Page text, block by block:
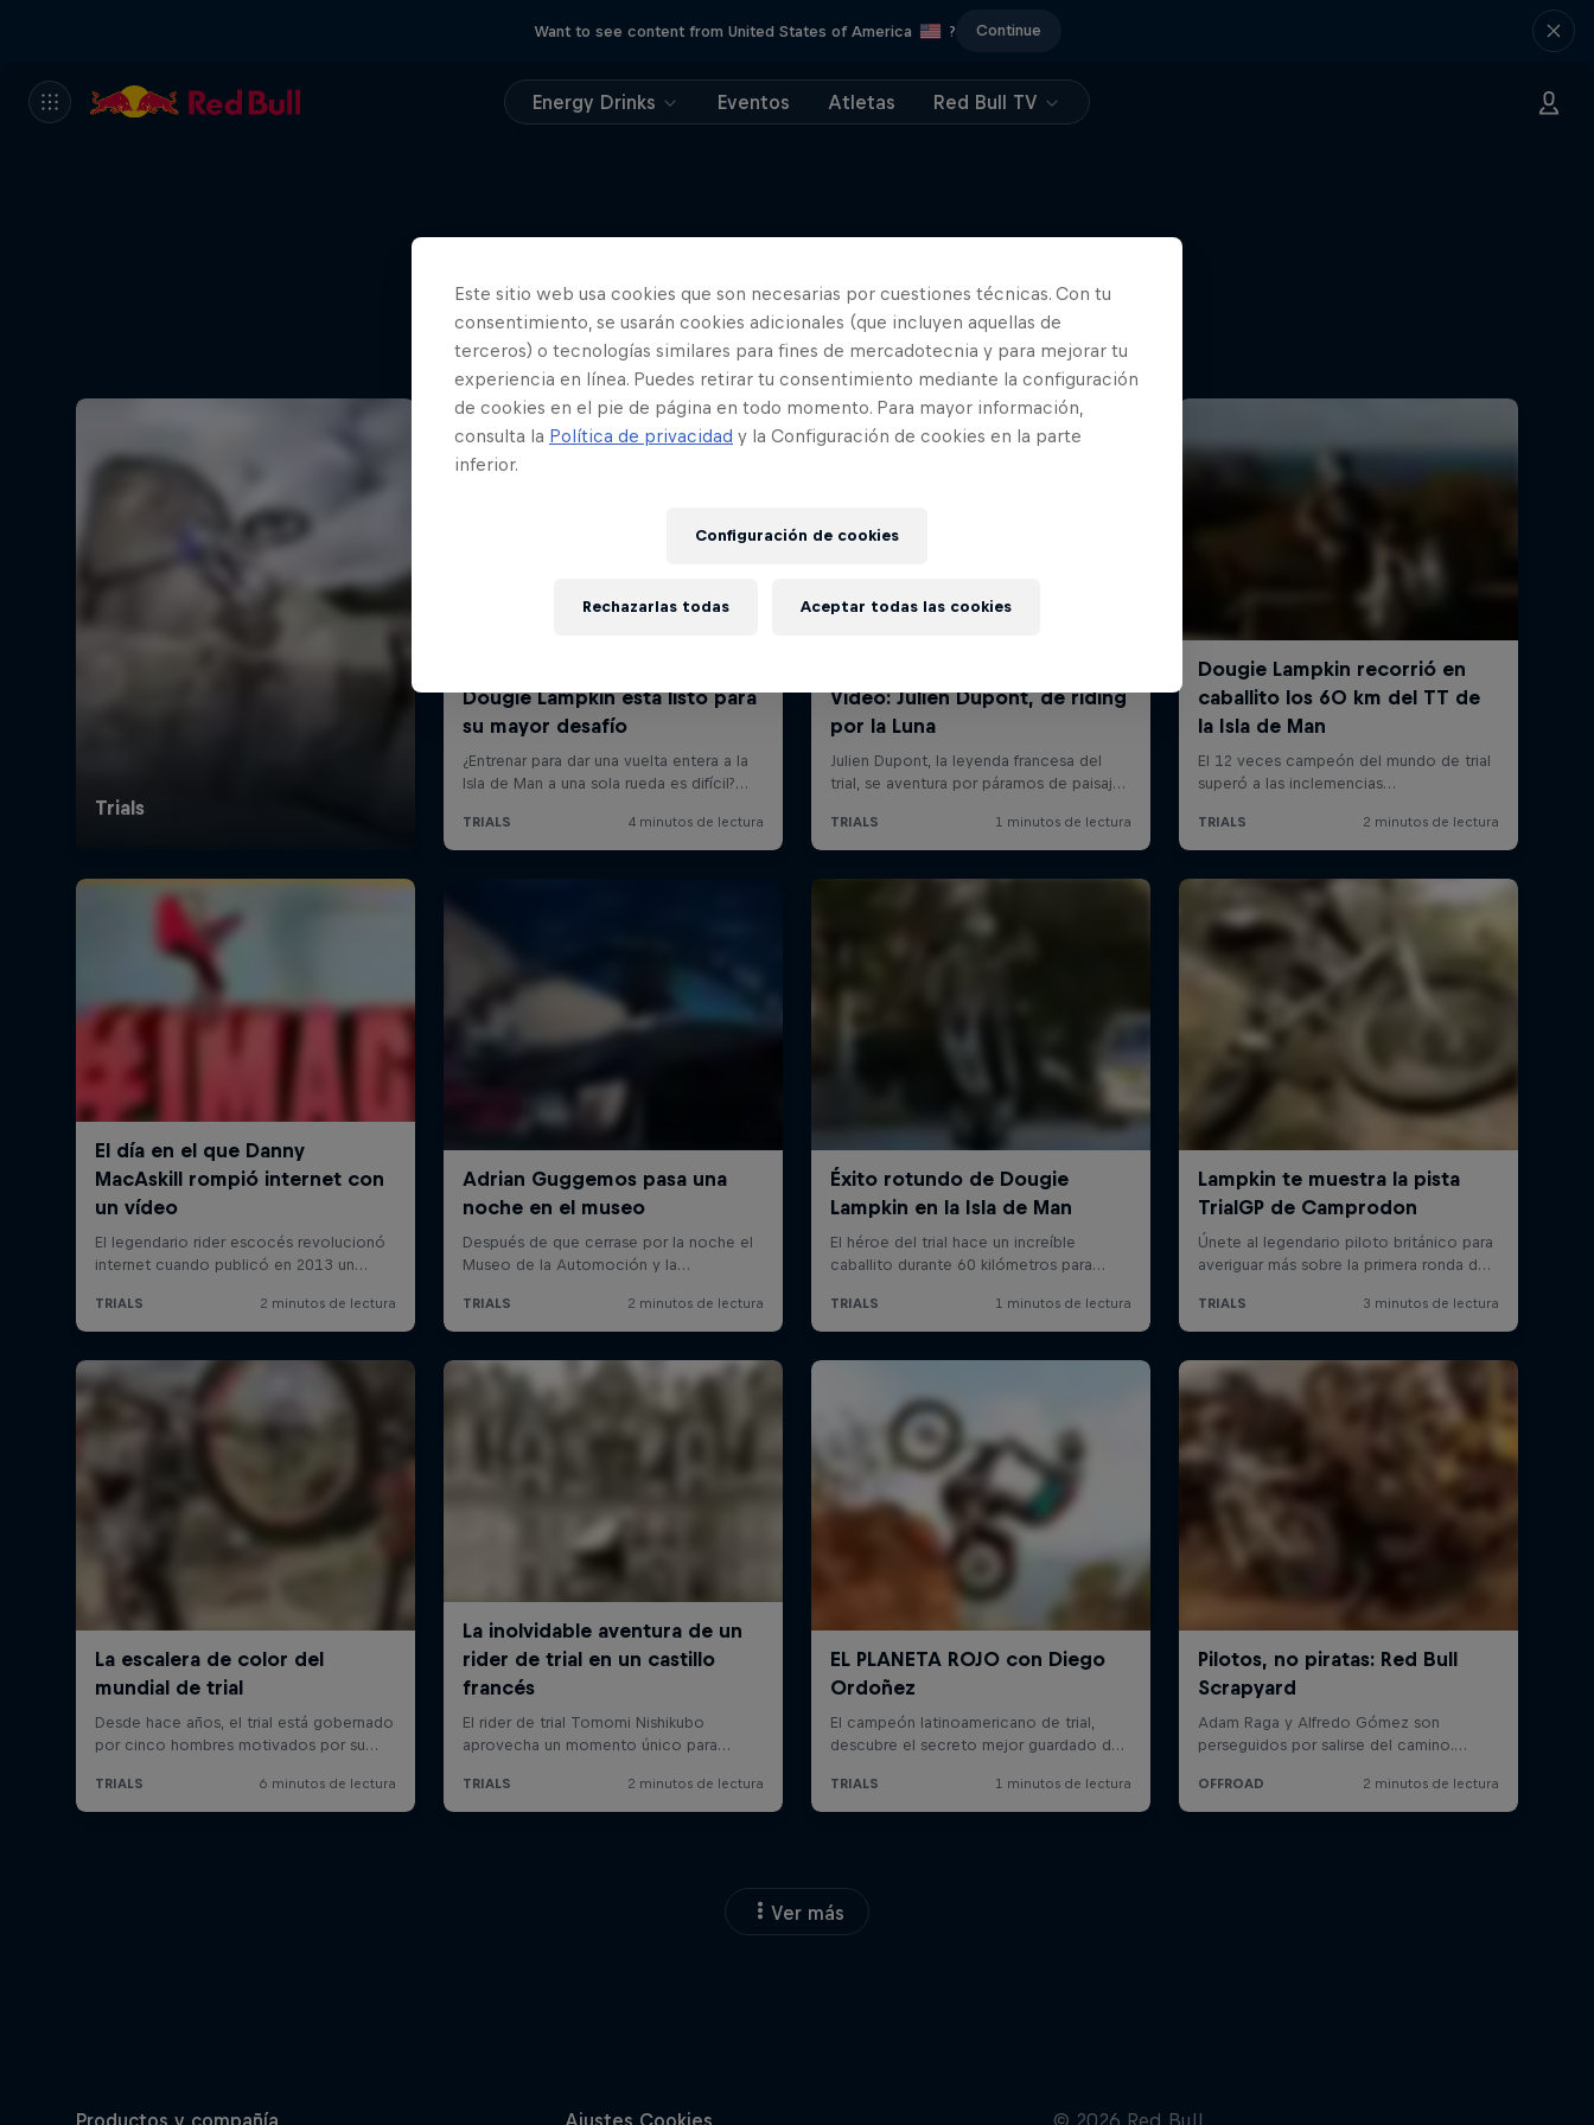
Want to see content from United States of America ? Continue
Energy Drinks Eventos Atletas Red Bull TV
Más contenidos similares
Ver más
Este sitio web usa cookies que son necesarias por cuestiones técnicas. Con tu
consentimiento, se usarán cookies adicionales (que incluyen aquellas de
terceros) o tecnologías similares para fines de mercadotecnia y para mejorar tu
experiencia en línea. Puedes retirar tu consentimiento mediante la configuración
de cookies en el pie de página en todo momento. Para mayor información,
consulta la Política de privacidad y la Configuración de cookies en la parte
inferior.
Configuración de cookies
Rechazarlas todas Aceptar todas las cookies